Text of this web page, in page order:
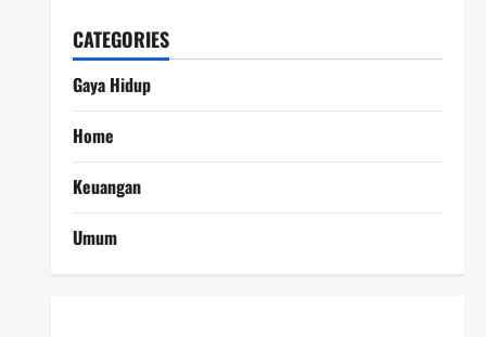
CATEGORIES
Gaya Hidup
Home
Keuangan
Umum